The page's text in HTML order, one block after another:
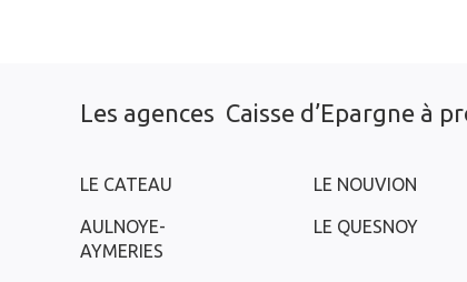
Les agences Caisse d’Epargne à
LE CATEAU
AULNOYE-
AYMERIES
LE NOUVION
LE QUESNOY